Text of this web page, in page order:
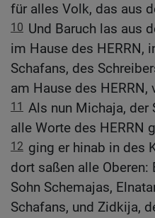
für alles Volk, das aus
10 Und Baruch las aus
im Hause des HERRN,
Schafans, des
am Hause des
11 Als nun Michaja, der
alle Worte des HERRN
12 ging er hinab in des
dort saßen alle Oberen:
Sohn Schemajas,
Schafans, und Zidkija,